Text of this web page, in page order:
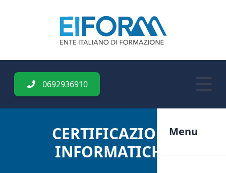
0692936910
Menu
CERTIFICAZIONI
INFORMATICHE